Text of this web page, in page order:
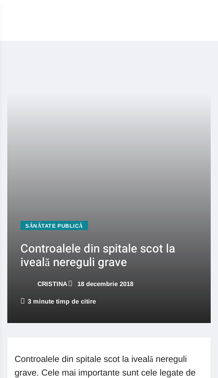
SĂNĂTATE PUBLICĂ
Controalele din spitale scot la
iveală nereguli grave
CRISTINA 18 decembrie 2018
3 minute timp de citire
Controalele din spitale scot la iveală nereguli
grave. Cele mai importante sunt cele legate de